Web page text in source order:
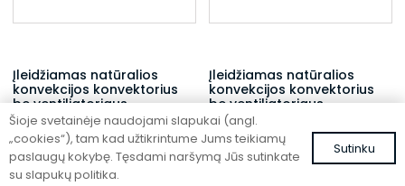
Įleidžiamas natūralios
konvekcijos konvektorius
be ventiliatoriaus
FC 180-32-9-ALS
565,99€ su PVM
Įleidžiamas natūralios
konvekcijos konvektorius
be ventiliatoriaus
FC 180-22-15-ALS
539,13€ su PVM
Šioje svetainėje naudojami slapukai (angl.
„cookies“), tam kad užtikrintume Jums teikiamų
paslaugų kokybę. Tęsdami naršymą Jūs sutinkate
su slapukų politika.
Sutinku